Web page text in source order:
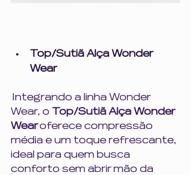
Top/Sutiã Alça Wonder
Wear
Integrando a linha Wonder
Wear, o Top/Sutiã Alça Wonder
Wear oferece compressão
média e um toque refrescante,
ideal para quem busca
conforto sem abrir mão da